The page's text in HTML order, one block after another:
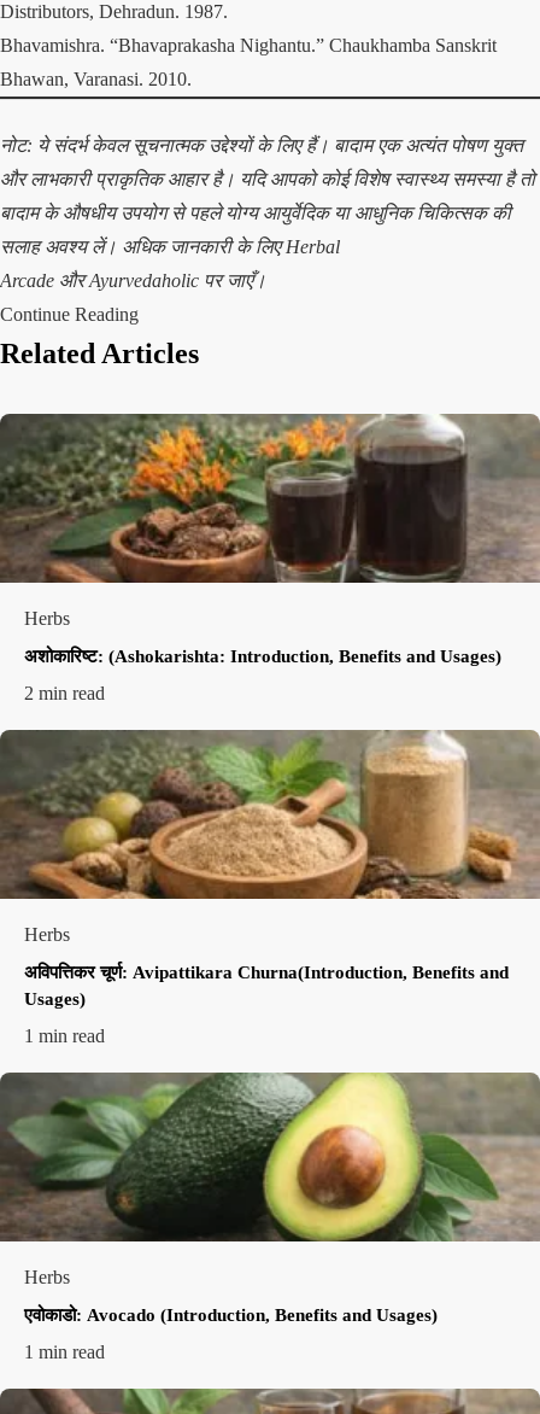
Distributors, Dehradun. 1987.
Bhavamishra. “Bhavaprakasha Nighantu.” Chaukhamba Sanskrit
Bhawan, Varanasi. 2010.
नोट: ये संदर्भ केवल सूचनात्मक उद्देश्यों के लिए हैं। बादाम एक अत्यंत पोषण युक्त
और लाभकारी प्राकृतिक आहार है। यदि आपको कोई विशेष स्वास्थ्य समस्या है तो
बादाम के औषधीय उपयोग से पहले योग्य आयुर्वेदिक या आधुनिक चिकित्सक की
सलाह अवश्य लें। अधिक जानकारी के लिएHerbal
Arcade औरAyurvedaholic पर जाएँ।
Continue Reading
Related Articles
Herbs
अशोकारिष्ट: (Ashokarishta: Introduction, Benefits and Usages)
2 min read
Herbs
अविपत्तिकर चूर्ण: Avipattikara Churna(Introduction, Benefits and
Usages)
1 min read
Herbs
एवोकाडो: Avocado (Introduction, Benefits and Usages)
1 min read